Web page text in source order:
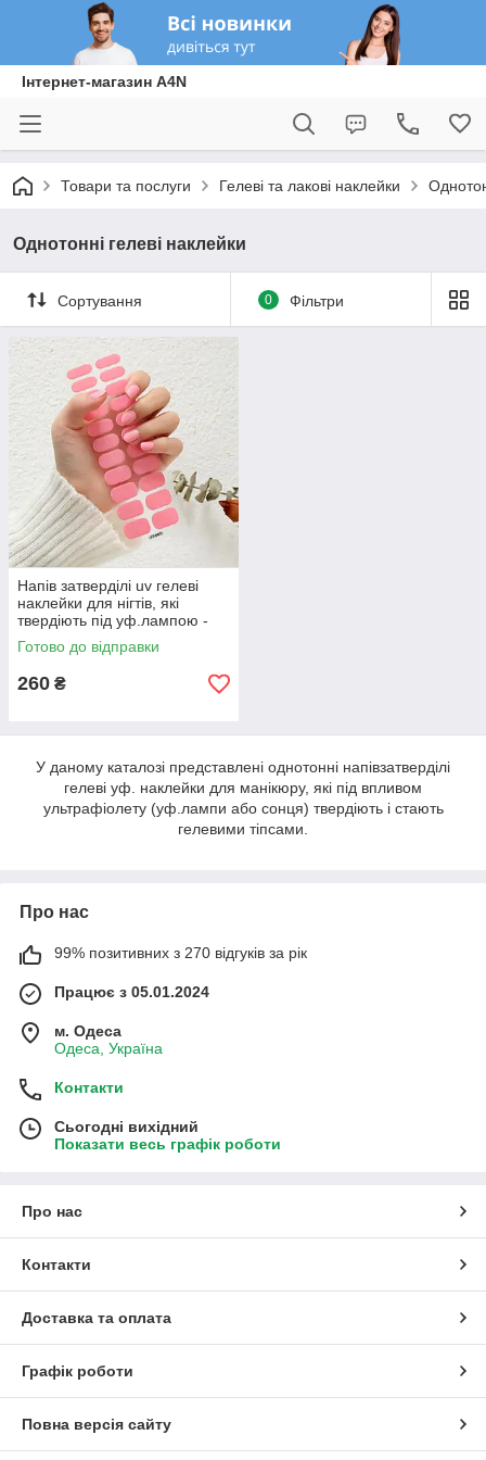
Інтернет-магазин A4N
Товари та послуги Гелеві та лакові наклейки
Однотонні гелеві наклейки
Сортування 0 Фільтри
Напів затверділі uv гелеві
наклейки для нігтів, які
твердіють під уф.лампою -
патч-слайдери
Готово до відправки
260 ₴
У даному каталозі представлені однотонні напівзатверділі
гелеві уф. наклейки для манікюру, які під впливом
ультрафіолету (уф.лампи або сонця) твердіють і стають
гелевими тіпсами.
Про нас
99% позитивних з 270 відгуків за рік
Працює з 05.01.2024
м. Одеса
Одеса, Україна
Контакти
Сьогодні вихідний
Показати весь графік роботи
Про нас
Контакти
Доставка та оплата
Графік роботи
Повна версія сайту